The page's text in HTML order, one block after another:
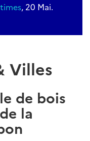
, 20 Mai.
Villes
de bois
la